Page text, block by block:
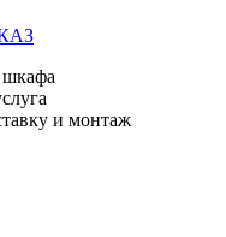
шкафа
и монтаж